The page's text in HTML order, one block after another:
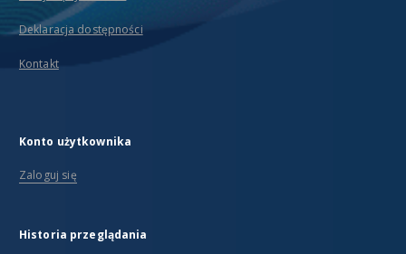
Deklaracja dostępności
Kontakt
Konto użytkownika
Zaloguj się
Historia przeglądania